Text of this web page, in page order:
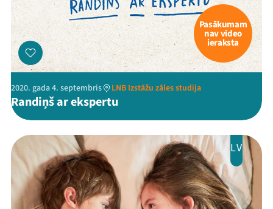
Veikals
Kontakti
ThreadsFacebookYoutube
X Instagram
Flick TikTok
Pasākumam
nav video
ieraksta
2020. gada 4. septembris LNB Izstāžu zāles studija
Randiņš ar ekspertu
LV